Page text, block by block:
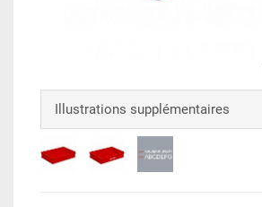
Illustrations supplémentaires